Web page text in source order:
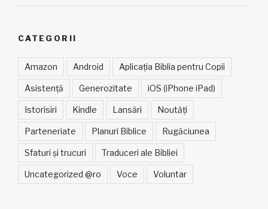
CATEGORII
Amazon Android Aplicația Biblia pentru Copii
Asistență Generozitate iOS (iPhone iPad)
Istorisiri Kindle Lansări Noutăți
Parteneriate Planuri Biblice Rugăciunea
Sfaturi și trucuri Traduceri ale Bibliei
Uncategorized @ro Voce Voluntar